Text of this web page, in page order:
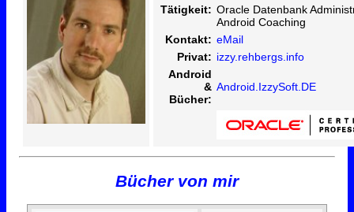
Tätigkeit: Oracle Datenbank
Android Coaching
Kontakt: eMail
Privat: izzy.rehbergs.info
Android
&
Bücher:
Android.IzzySoft.DE
Bücher von mir